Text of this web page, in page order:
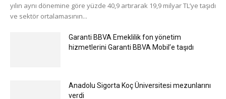
yılın aynı dönemine göre yüzde 40,9 artırarak 19,9 milyar TL’ye taşıdı
ve sektör ortalamasının...
Garanti BBVA Emeklilik fon yönetim
hizmetlerini Garanti BBVA Mobil’e taşıdı
Anadolu Sigorta Koç Üniversitesi mezunlarını
verdi